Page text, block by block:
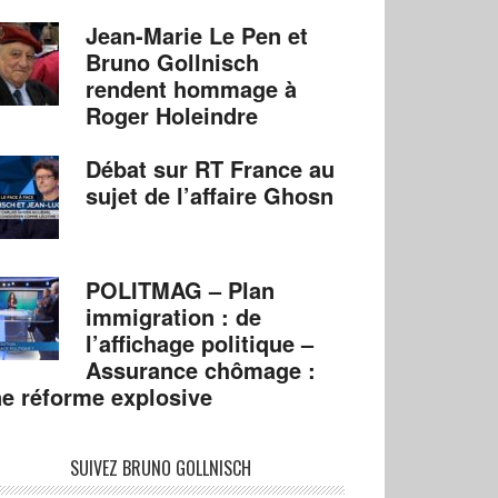
Jean-Marie Le Pen et
Bruno Gollnisch
rendent hommage à
Roger Holeindre
Débat sur RT France au
sujet de l’affaire Ghosn
POLITMAG – Plan
immigration : de
l’affichage politique –
Assurance chômage :
réforme explosive
SUIVEZ BRUNO GOLLNISCH